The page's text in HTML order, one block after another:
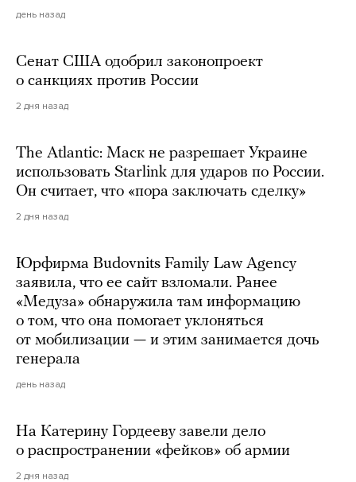
день назад
Сенат США одобрил законопроект
о санкциях против России
2 дня назад
The Atlantic: Маск не разрешает Украине
использовать Starlink для ударов по России.
Он считает, что «пора заключать сделку»
2 дня назад
Юрфирма Budovnits Family Law Agency
заявила, что ее сайт взломали. Ранее
«Медуза» обнаружила там информацию
о том, что она помогает уклоняться
от мобилизации — и этим занимается дочь
генерала
день назад
На Катерину Гордееву завели дело
о распространении «фейков» об армии
2 дня назад